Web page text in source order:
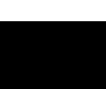
Vorgängermodelle